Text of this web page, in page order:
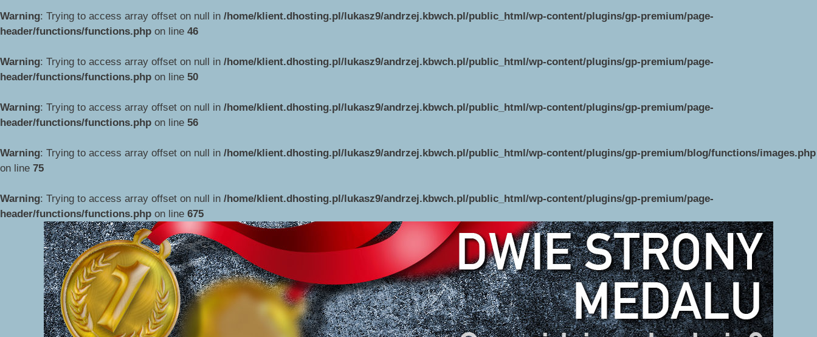
Warning: Trying to access array offset on null in /home/klient.dhosting.pl/lukasz9/andrzej.kbwch.pl/public_html/wp-content/plugins/gp-premium/page-
header/functions/functions.php on line 46
Warning: Trying to access array offset on null in /home/klient.dhosting.pl/lukasz9/andrzej.kbwch.pl/public_html/wp-content/plugins/gp-premium/page-
header/functions/functions.php on line 50
Warning: Trying to access array offset on null in /home/klient.dhosting.pl/lukasz9/andrzej.kbwch.pl/public_html/wp-content/plugins/gp-premium/page-
header/functions/functions.php on line 56
Warning: Trying to access array offset on null in /home/klient.dhosting.pl/lukasz9/andrzej.kbwch.pl/public_html/wp-content/plugins/gp-premium/blog/functions/images.php
on line 75
do
treści
Warning: Trying to access array offset on null in /home/klient.dhosting.pl/lukasz9/andrzej.kbwch.pl/public_html/wp-content/plugins/gp-premium/page-
header/functions/functions.php on line 675